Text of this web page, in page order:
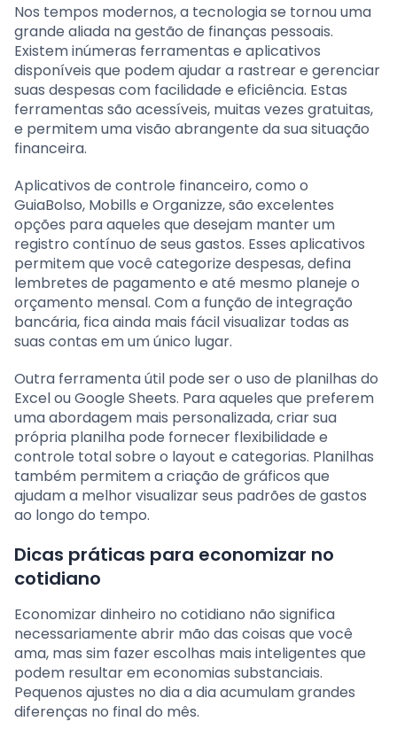
Nos tempos modernos, a tecnologia se tornou uma
grande aliada na gestão de finanças pessoais.
Existem inúmeras ferramentas e aplicativos
disponíveis que podem ajudar a rastrear e gerenciar
suas despesas com facilidade e eficiência. Estas
ferramentas são acessíveis, muitas vezes gratuitas,
e permitem uma visão abrangente da sua situação
financeira.
Aplicativos de controle financeiro, como o
GuiaBolso, Mobills e Organizze, são excelentes
opções para aqueles que desejam manter um
registro contínuo de seus gastos. Esses aplicativos
permitem que você categorize despesas, defina
lembretes de pagamento e até mesmo planeje o
orçamento mensal. Com a função de integração
bancária, fica ainda mais fácil visualizar todas as
suas contas em um único lugar.
Outra ferramenta útil pode ser o uso de planilhas do
Excel ou Google Sheets. Para aqueles que preferem
uma abordagem mais personalizada, criar sua
própria planilha pode fornecer flexibilidade e
controle total sobre o layout e categorias. Planilhas
também permitem a criação de gráficos que
ajudam a melhor visualizar seus padrões de gastos
ao longo do tempo.
Dicas práticas para economizar no
cotidiano
Economizar dinheiro no cotidiano não significa
necessariamente abrir mão das coisas que você
ama, mas sim fazer escolhas mais inteligentes que
podem resultar em economias substanciais.
Pequenos ajustes no dia a dia acumulam grandes
diferenças no final do mês.